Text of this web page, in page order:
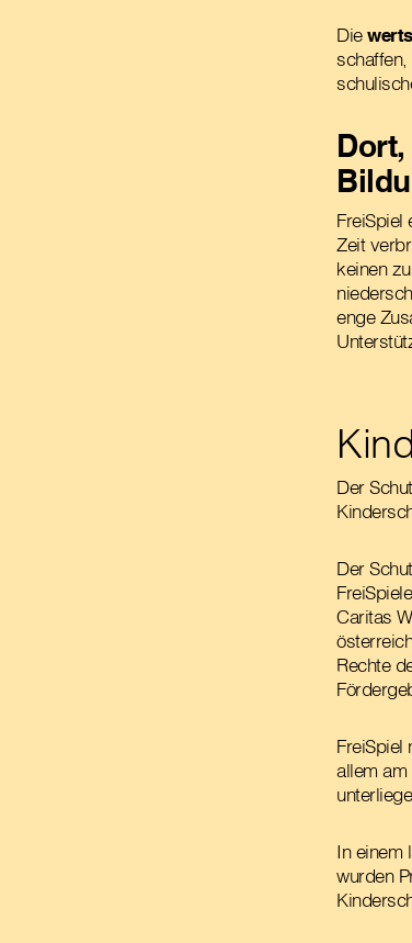
Die
FreiSpiel
Zeit
keinen
enge
Der
Der
Caritas
Rechte
FreiSpiel
allem am
In einem
wurden